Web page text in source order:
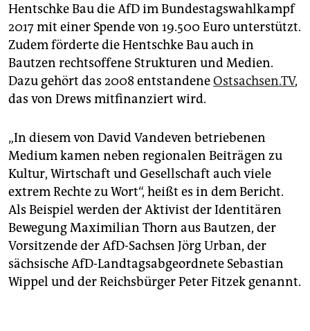
Hentschke Bau die AfD im Bundestagswahlkampf
2017 mit einer Spende von 19.500 Euro unterstützt.
Zudem förderte die Hentschke Bau auch in
Bautzen rechtsoffene Strukturen und Medien.
Dazu gehört das 2008 entstandeneOstsachsen.TV,
das von Drews mitfinanziert wird.
„In diesem von David Vandeven betriebenen
Medium kamen neben regionalen Beiträgen zu
Kultur, Wirtschaft und Gesellschaft auch viele
extrem Rechte zu Wort“, heißt es in dem Bericht.
Als Beispiel werden der Aktivist der Identitären
Bewegung Maximilian Thorn aus Bautzen, der
Vorsitzende der AfD-Sachsen Jörg Urban, der
sächsische AfD-Landtagsabgeordnete Sebastian
Wippel und der Reichsbürger Peter Fitzek genannt.